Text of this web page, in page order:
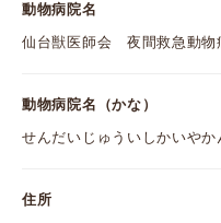
動物病院名
仙台獣医師会 夜間救急動物
動物病院名（かな）
せんだいじゅういしかいや
住所